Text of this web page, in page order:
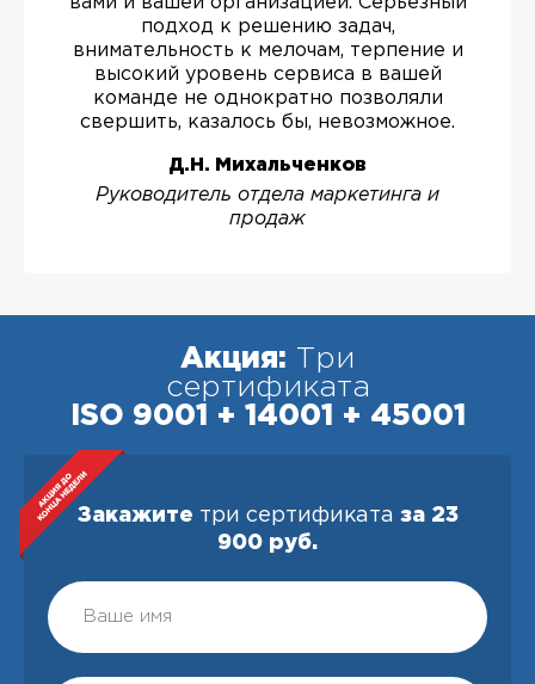
подход к решению задач,
внимательность к мелочам, терпение и
высокий уровень сервиса в вашей
команде не однократно позволяли
свершить, казалось бы, невозможное.
Д.Н. Михальченков
Руководитель отдела маркетинга и
продаж
Акция: Три
сертификата
ISO 9001 + 14001 + 45001
Закажите три сертификата за 23
900 руб.